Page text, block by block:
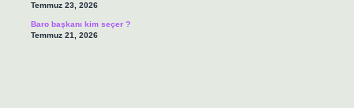
Temmuz 23, 2026
Baro başkanı kim seçer ?
Temmuz 21, 2026